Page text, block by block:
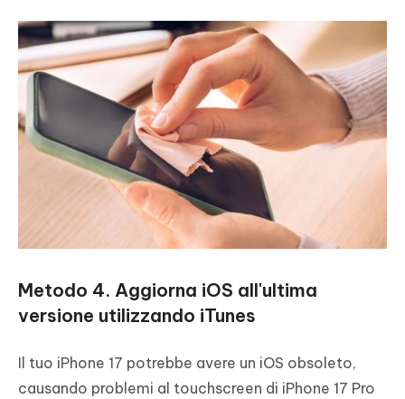
Metodo 4. Aggiorna iOS all'ultima
versione utilizzando iTunes
Il tuo iPhone 17 potrebbe avere un iOS obsoleto,
causando problemi al touchscreen di iPhone 17 Pro